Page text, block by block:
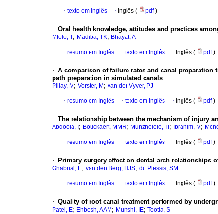
· texto em Inglês · Inglês ( pdf)
· Oral health knowledge, attitudes and practices
Mfolo, T; Madiba, TK; Bhayat, A
· resumo em Inglês · texto em Inglês · Inglês ( pdf)
· A comparison of failure rates and canal preparation
path preparation in simulated canals
Pillay, M ; Vorster, M ; van der Vyver, PJ
· resumo em Inglês · texto em Inglês · Inglês ( pdf)
· The relationship between the mechanism of injury
Abdoola, I ; Bouckaert, MMR; Munzhelele, TI ; Ibrahim, M ;
· resumo em Inglês · texto em Inglês · Inglês ( pdf)
· Primary surgery effect on dental arch relationships
Ghabrial, E; van den Berg, HJS; du Plessis, SM
· resumo em Inglês · texto em Inglês · Inglês ( pdf)
· Quality of root canal treatment performed by
Patel, E; Ehbesh, AAM ; Munshi, IE; Tootla, S